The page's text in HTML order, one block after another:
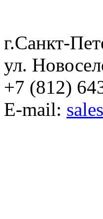
г.Санкт-
ул.
+7 (812)
E-mail: